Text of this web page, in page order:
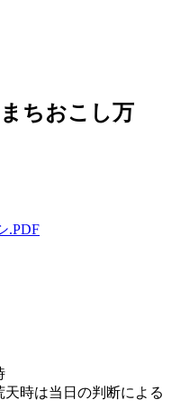
ちおこし万
.PDF
時は当日の判断による